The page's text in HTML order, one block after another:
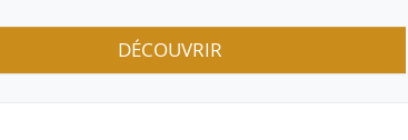
DÉCOUVRIR